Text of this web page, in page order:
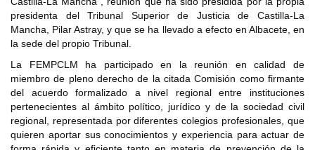
presidenta del Tribunal Superior de Justicia de Castilla-La
Mancha, Pilar Astray, y que se ha llevado a efecto en Albacete, en
la sede del propio Tribunal.
La FEMPCLM ha participado en la reunión en calidad de
miembro de pleno derecho de la citada Comisión como firmante
del acuerdo formalizado a nivel regional entre instituciones
pertenecientes al ámbito político, jurídico y de la sociedad civil
regional, representada por diferentes colegios profesionales, que
quieren aportar sus conocimientos y experiencia para actuar de